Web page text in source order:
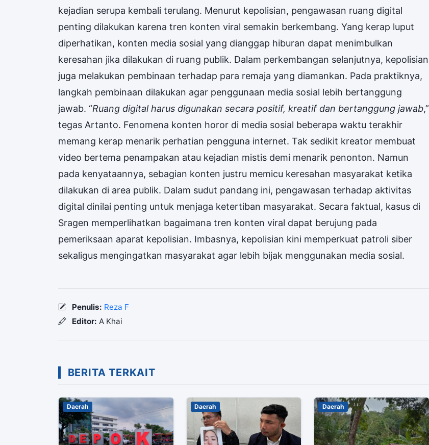
kejadian serupa kembali terulang. Menurut kepolisian, pengawasan ruang digital
penting dilakukan karena tren konten viral semakin berkembang. Yang kerap luput
diperhatikan, konten media sosial yang dianggap hiburan dapat menimbulkan
keresahan jika dilakukan di ruang publik. Dalam perkembangan selanjutnya, kepolisian
juga melakukan pembinaan terhadap para remaja yang diamankan. Pada praktiknya,
langkah pembinaan dilakukan agar penggunaan media sosial lebih bertanggung
jawab. “Ruang digital harus digunakan secara positif, kreatif dan bertanggung jawab,”
tegas Artanto. Fenomena konten horor di media sosial beberapa waktu terakhir
memang kerap menarik perhatian pengguna internet. Tak sedikit kreator membuat
video bertema penampakan atau kejadian mistis demi menarik penonton. Namun
pada kenyataannya, sebagian konten justru memicu keresahan masyarakat ketika
dilakukan di area publik. Dalam sudut pandang ini, pengawasan terhadap aktivitas
digital dinilai penting untuk menjaga ketertiban masyarakat. Secara faktual, kasus di
Sragen memperlihatkan bagaimana tren konten viral dapat berujung pada
pemeriksaan aparat kepolisian. Imbasnya, kepolisian kini memperkuat patroli siber
sekaligus mengingatkan masyarakat agar lebih bijak menggunakan media sosial.
Penulis: Reza F
Editor: A Khai
BERITA TERKAIT
Daerah Daerah Daerah